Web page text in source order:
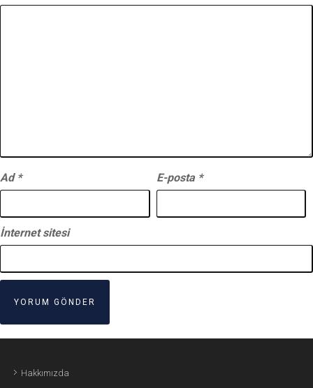
Ad * E-posta *
İnternet sitesi
Hakkımızda